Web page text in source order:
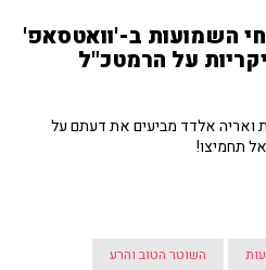
השמועות ב-'וואטסאפ'
על הרמטכ"ל
ואריה אלדד מביעים את דעתם על
תחמיצו!
השוטר הטוב והרע